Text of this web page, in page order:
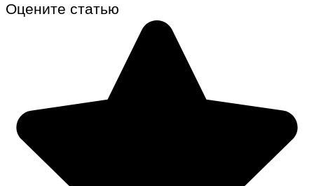
Оцените статью